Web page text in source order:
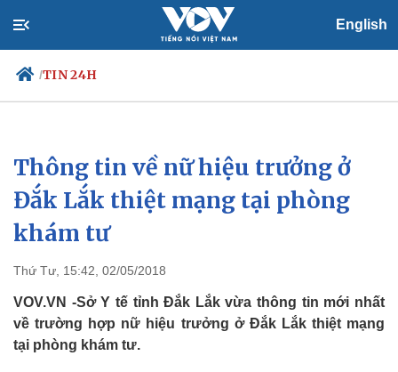
English
/TIN 24H
Chính trị
Đảng
Tổ chức nhân sự
Quốc hội
Xã hội
Tin 24h
Dự báo thời tiết
Thông tin về nữ hiệu trưởng ở
Đắk Lắk thiệt mạng tại phòng
khám tư
Thứ Tư, 15:42, 02/05/2018
VOV.VN -Sở Y tế tỉnh Đắk Lắk vừa thông tin mới nhất
về trường hợp nữ hiệu trưởng ở Đắk Lắk thiệt mạng
tại phòng khám tư.